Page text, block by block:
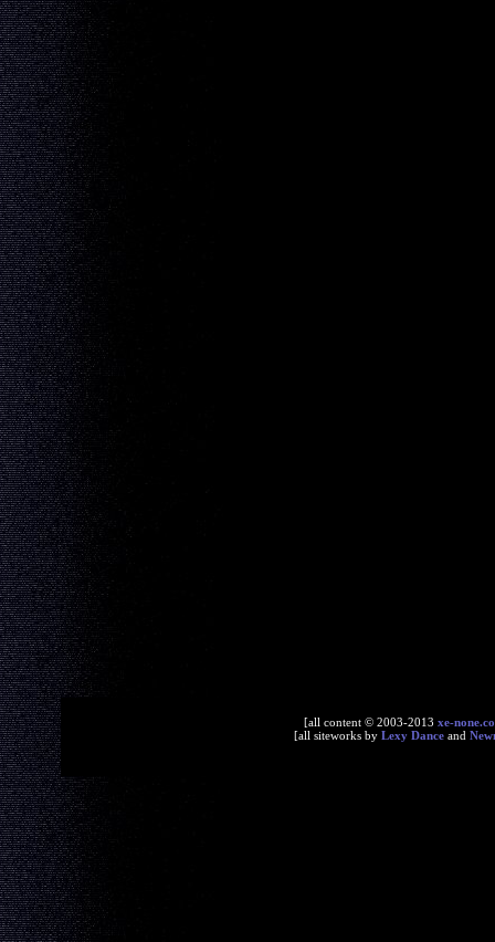
[all content © 2003-2013 xe-
[all siteworks by Lexy Danceand